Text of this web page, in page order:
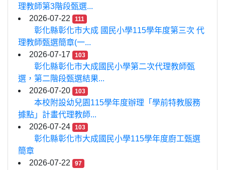
理教師第3階段甄選...
2026-07-22
111
彰化縣彰化市大成 國民小學115學年度第三次 代
理教師甄選簡章(一...
2026-07-17
103
彰化縣彰化市大成國民小學第二次代理教師甄
選，第二階段甄選結果...
2026-07-20
103
本校附設幼兒園115學年度辦理「學前特教服務
據點」計畫代理教師...
2026-07-24
103
彰化縣彰化市大成國民小學115學年度廚工甄選
簡章
2026-07-22
97